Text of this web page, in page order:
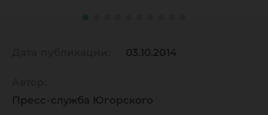
03.10.2014
Пресс-служба Югорского